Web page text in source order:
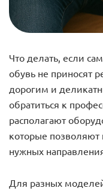
Что делать, если
обувь не приносят
дорогим и
обратиться к
располагают
которые позволяют
нужных
Для разных